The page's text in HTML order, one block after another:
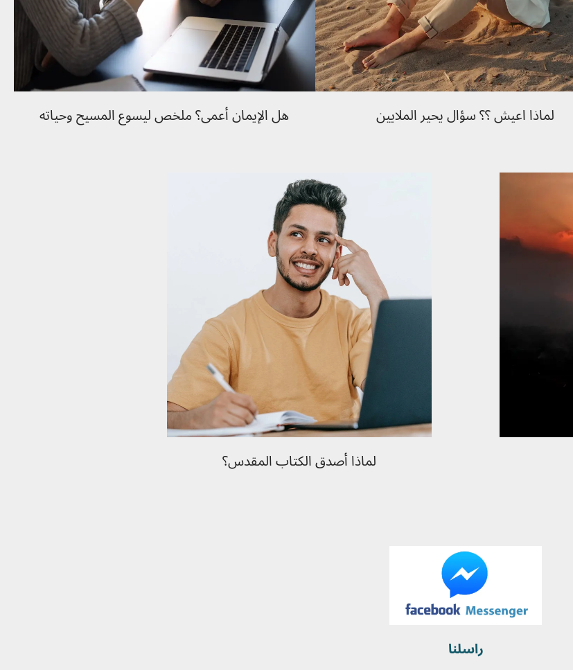
لماذا اعيش ؟؟ سؤال يحير الملايين هل الإيمان أعمى؟ ملخص ليسوع المسيح وحياته
لماذا أصدق الكتاب المقدس؟
راسلنا